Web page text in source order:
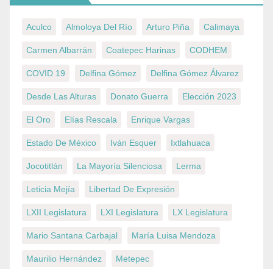
Aculco Almoloya Del Río Arturo Piña Calimaya
Carmen Albarrán Coatepec Harinas CODHEM
COVID 19 Delfina Gómez Delfina Gómez Álvarez
Desde Las Alturas Donato Guerra Elección 2023
El Oro Elías Rescala Enrique Vargas
Estado De México Iván Esquer Ixtlahuaca
Jocotitlán La Mayoría Silenciosa Lerma
Leticia Mejía Libertad De Expresión
LXII Legislatura LXI Legislatura LX Legislatura
Mario Santana Carbajal María Luisa Mendoza
Maurilio Hernández Metepec